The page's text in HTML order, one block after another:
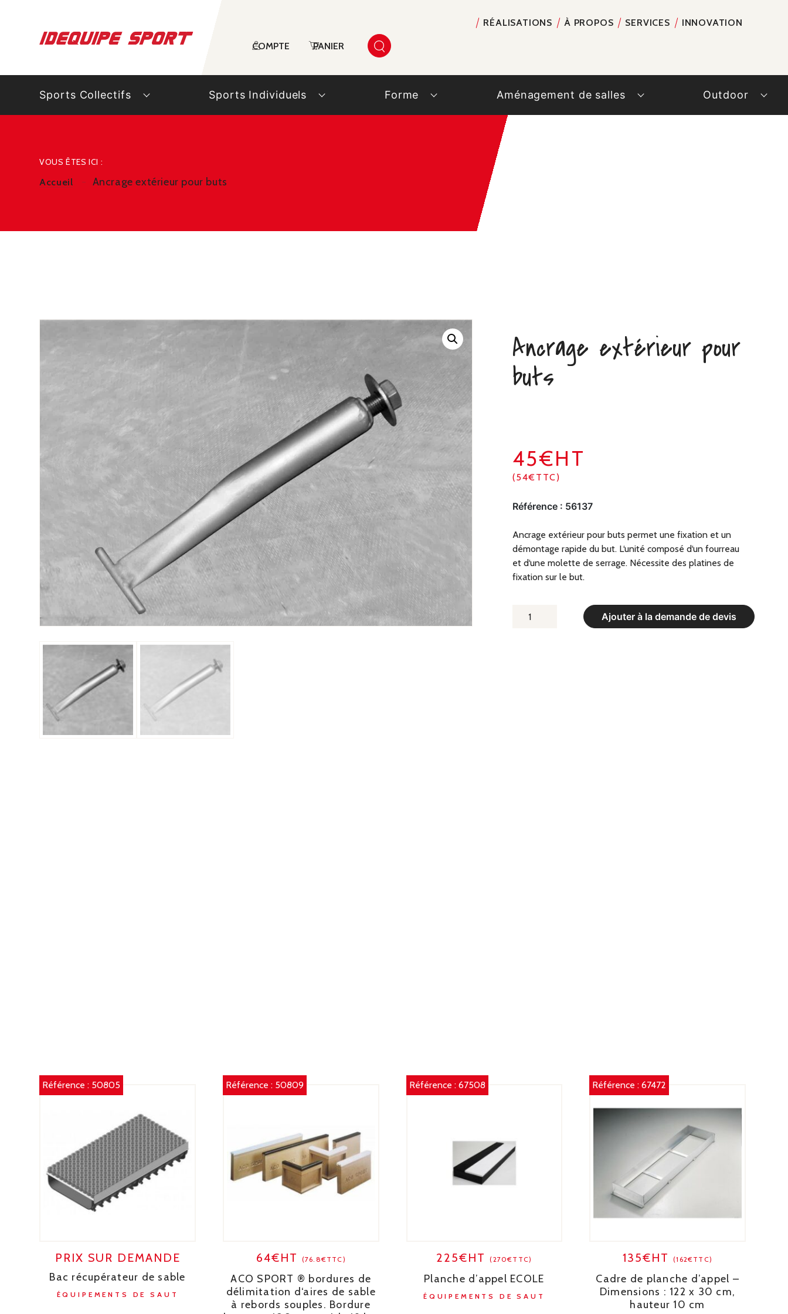
RÉALISATIONS À PROPOS SERVICES INNOVATION
COMPTE PANIER
Sports Collectifs Sports Individuels Forme Aménagement de salles Outdoor
VOUS ÊTES ICI :
Accueil Ancrage extérieur pour buts
Ancrage extérieur pour
buts
45€HT
(54€TTC)
Référence : 56137
Ancrage extérieur pour buts permet une fixation et un
démontage rapide du but. L‘unité composé d‘un fourreau
et d‘une molette de serrage. Nécessite des platines de
fixation sur le but.
Ajouter à la demande de devis
QUANTITÉ
Référence : 50805
PRIX SUR DEMANDE
Bac récupérateur de sable
ÉQUIPEMENTS DE SAUT
Référence : 50809
64€HT (76.8€TTC)
ACO SPORT ® bordures de
délimitation d‘aires de sable
à rebords souples. Bordure
Référence : 67508
225€HT(270€TTC)
Planche d’appel ECOLE
ÉQUIPEMENTS DE SAUT
Référence :67472
135€HT(162€TTC)
Cadre de planche d’appel –
Dimensions : 122 x 30 cm,
hauteur 10 cm